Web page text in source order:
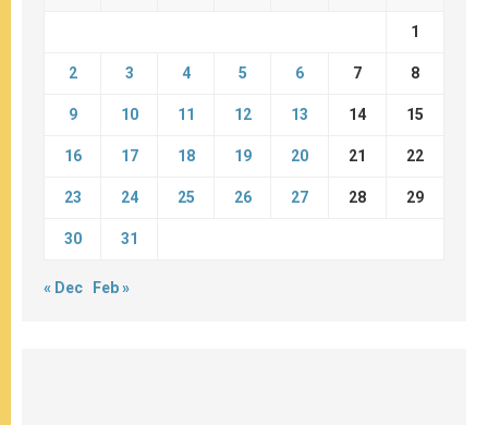
1
2 3 4 5 6 7 8
9 10 11 12 13 14 15
16 17 18 19 20 21 22
23 24 25 26 27 28 29
30 31
« Dec Feb »